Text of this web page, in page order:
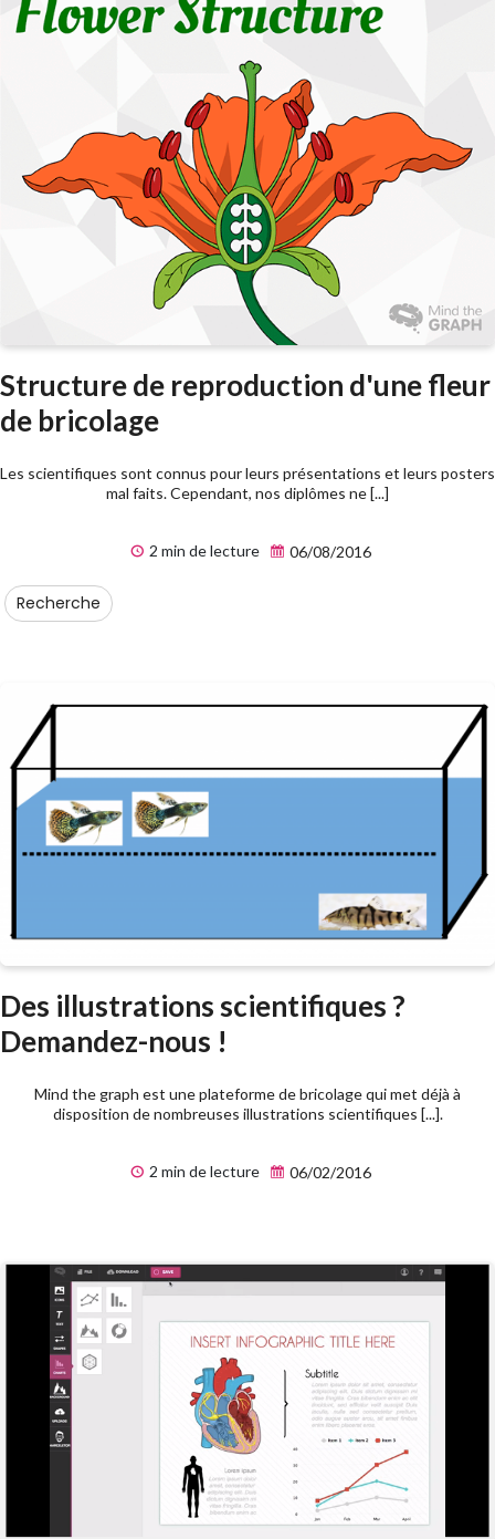
Structure de reproduction d'une fleur
de bricolage
Les scientifiques sont connus pour leurs présentations et leurs posters
mal faits. Cependant, nos diplômes ne [...]
2 min de lecture 06/08/2016
Recherche
Des illustrations scientifiques ?
Demandez-nous !
Mind the graph est une plateforme de bricolage qui met déjà à
disposition de nombreuses illustrations scientifiques [...].
2 min de lecture 06/02/2016